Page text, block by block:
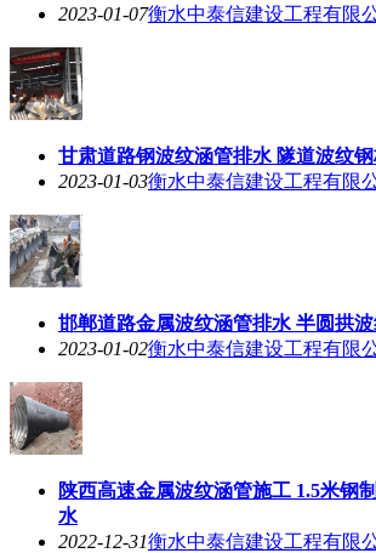
2023-01-07衡水中泰信建设工程有限
甘肃道路钢波纹涵管排水 隧道波纹
2023-01-03衡水中泰信建设工程有限
邯郸道路金属波纹涵管排水 半圆拱
2023-01-02衡水中泰信建设工程有限
陕西高速金属波纹涵管施工 1.5米钢
水
2022-12-31衡水中泰信建设工程有限